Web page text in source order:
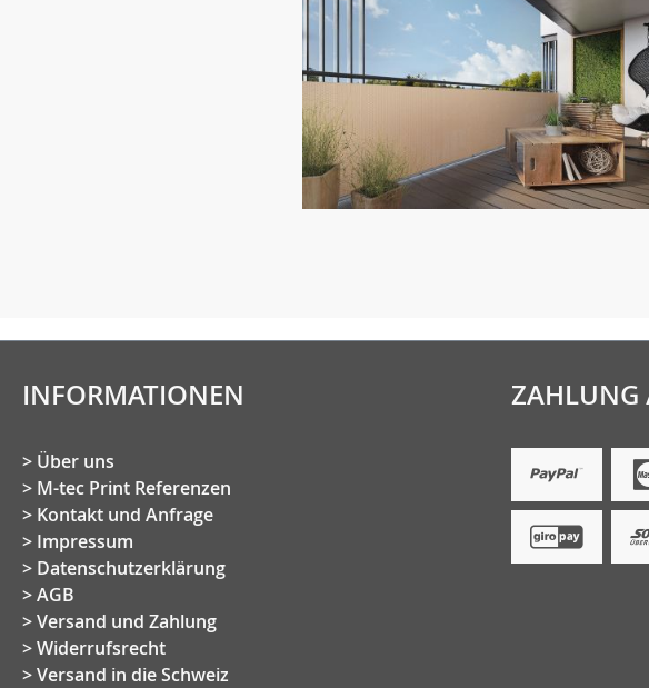
INFORMATIONEN
Über uns
M-tec Print Referenzen
Kontakt und Anfrage
Impressum
Datenschutzerklärung
AGB
Versand und Zahlung
Widerrufsrecht
Versand in die Schweiz
ZAHLUNG